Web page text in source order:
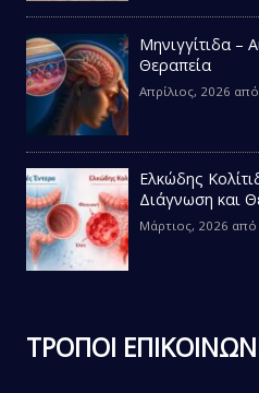
Μηνιγγίτιδα –
Θεραπεία
Απρίλιος, 2026 από
Ελκώδης
Διάγνωση και
Μάρτιος, 2026 από
ΤΡΟΠΟΙ